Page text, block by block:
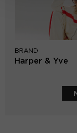
BRAND
Harper & Yve